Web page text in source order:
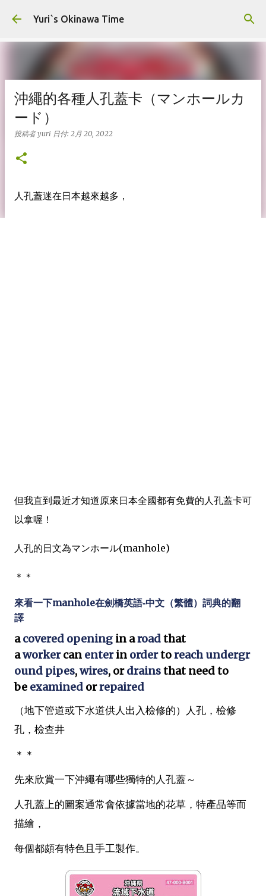
スキップしてメイン コンテンツに移動
Yuri`s Okinawa Time
沖繩的各種人孔蓋卡（マンホールカ
ード）
投稿者yuri 日付: 2月 20, 2022
人孔蓋迷在日本越來越多，
但我直到最近才知道原來日本全國都有免費的人孔蓋卡可
以拿喔！
人孔的日文為マンホール(manhole)
＊＊
來看一下manhole在劍橋英語-中文（繁體）詞典的翻
譯
acovered openingin aroadthat
aworkercan enterin ordertoreach undergr
ound pipes,wires, ordrainsthat need to
be examined orrepaired
（地下管道或下水道供人出入檢修的）人孔，檢修
孔，檢查井
＊＊
先來欣賞一下沖繩有哪些獨特的人孔蓋～
人孔蓋上的圖案通常會依據當地的花草，特產品等而
描繪，
每個都頗有特色且手工製作。